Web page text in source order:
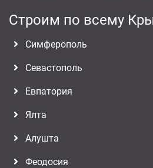
Строим по всему
Симферополь
Севастополь
Евпатория
Ялта
Алушта
Феодосия